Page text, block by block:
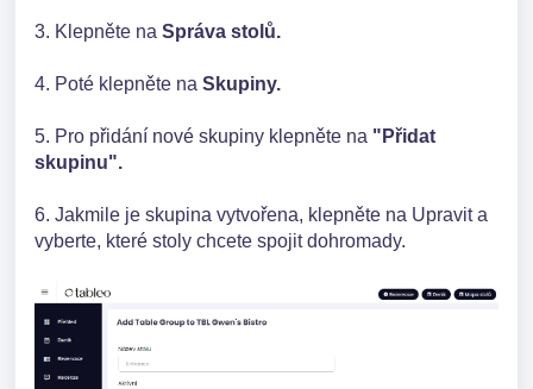
3. Klepněte na Správa stolů.
4. Poté klepněte na Skupiny.
5. Pro přidání nové skupiny klepněte na "Přidat
skupinu".
6. Jakmile je skupina vytvořena, klepněte na Upravit a
vyberte, které stoly chcete spojit dohromady.